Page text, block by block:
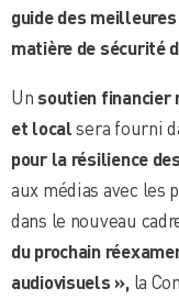
guide des
matière de sécurité
Unsoutien financier
et localsera fourni
pour la résilience
aux médias avec les
dans le nouveau
du prochain
audiovisuels »,la